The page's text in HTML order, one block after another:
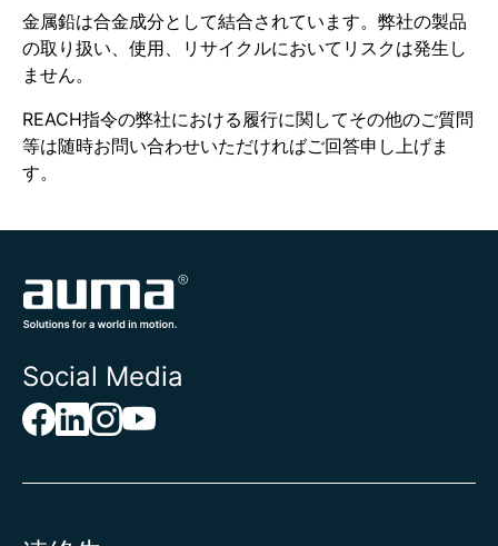
金属鉛は合金成分として結合されています。弊社の製品
の取り扱い、使用、リサイクルにおいてリスクは発生し
ません。
REACH指令の弊社における履行に関してその他のご質問
等は随時お問い合わせいただければご回答申し上げま
す。
Social Media